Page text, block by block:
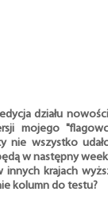
działu
mojego
nie wszystko
w następny
innych krajach
kolumn do testu?